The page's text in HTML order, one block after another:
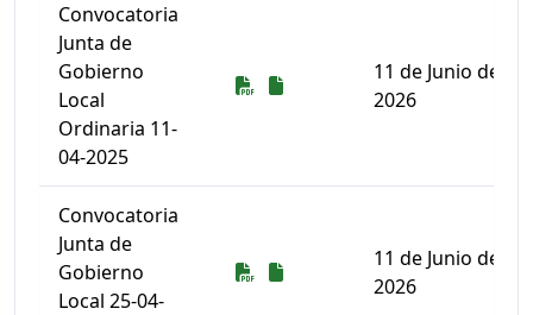
Convocatoria
Junta de
Gobierno
Local
Ordinaria 11-
04-2025
Descarga
Descarga
11 de Junio de
2026
Convocatoria
Junta de
Gobierno
Local 25-04-
Descarga
Descarga
11 de Junio de
2026